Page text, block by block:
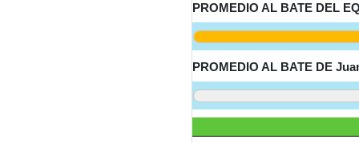
PROMEDIO AL BATE DEL
PROMEDIO AL BATE DE